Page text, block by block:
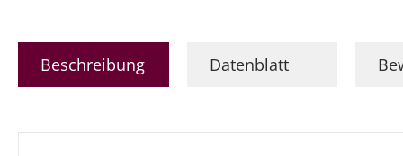
Beschreibung Datenblatt